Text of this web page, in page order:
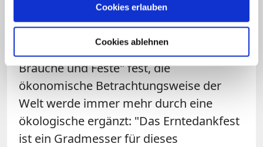
Cookies erlauben
Cookies ablehnen
in der Landwirtschaft appelliert. Der
Brauchtumsforscher Manfred Becker-
Huberti stellt in seinem "Lexikon der
Bräuche und Feste" fest, die
ökonomische Betrachtungsweise der
Welt werde immer mehr durch eine
ökologische ergänzt: "Das Erntedankfest
ist ein Gradmesser für dieses